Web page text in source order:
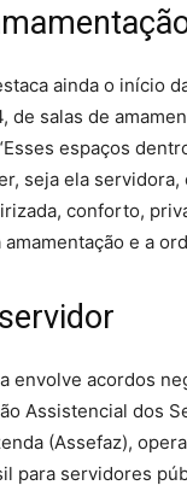
ainda o início
de salas de
espaços
seja ela servidora,
conforto,
e a
envolve acordos
Assistencial dos
(Assefaz),
para servidores